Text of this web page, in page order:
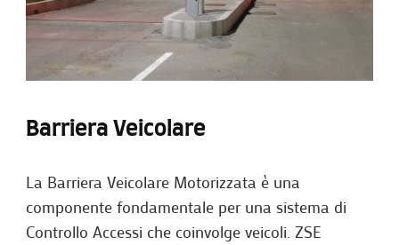
Barriera Veicolare
La Barriera Veicolare Motorizzata è una
componente fondamentale per una sistema di
Controllo Accessi che coinvolge veicoli. ZSE